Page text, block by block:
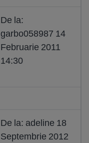
De la:
garbo058987 14
Februarie 2011
14:30
De la: adeline 18
Septembrie 2012